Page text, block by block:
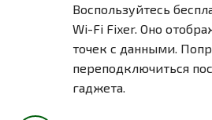
Воспользуйтесь
Wi-Fi Fixer. Оно
точек с данными.
переподключиться
гаджета.